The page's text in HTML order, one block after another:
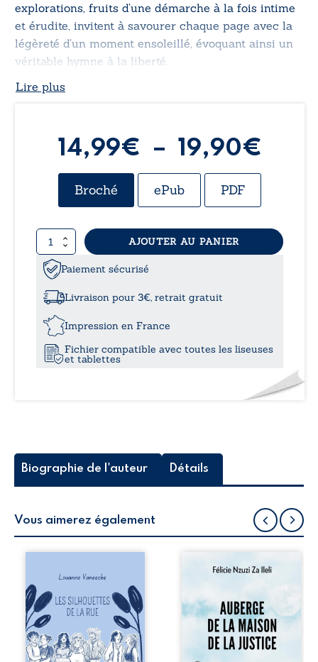
explorations, fruits d’une démarche à la fois intime
et érudite, invitent à savourer chaque page avec la
légèreté d’un moment ensoleillé, évoquant ainsi un
véritable hymne à la liberté.
Lire plus
14,99€ – 19,90€
de
Broché ePub PDF
quantité
de
Chroniques
d’un
Sud
AJOUTER AU PANIER
Paiement sécurisé
Livraison pour 3€, retrait gratuit
Impression en France
Fichier compatible avec toutes les liseuses
et tablettes
Biographie de l'auteur Détails
Vous aimerez également
la rue donne la
parole à six
personnages
ordinaires,
traversés par des
pensées, des
émotions et des
Auberge de la
récit-témoignage
consacré au
parcours
exemplaire de
Mbala Zi Nkuaku